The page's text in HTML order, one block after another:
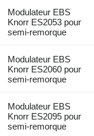
Modulateur EBS
Knorr ES2053 pour
semi-remorque
Modulateur EBS
Knorr ES2060 pour
semi-remorque
Modulateur EBS
Knorr ES2095 pour
semi-remorque